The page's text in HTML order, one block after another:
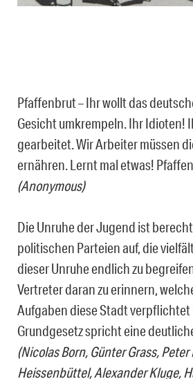
Pfaffenbrut – Ihr wollt das
Gesicht umkrempeln. Ihr Idioten!
gearbeitet. Wir Arbeiter müssen
ernähren. Lernt mal etwas!
(Anonymous)
Die Unruhe der Jugend ist
politischen Parteien auf, die
dieser Unruhe endlich zu
Vertreter daran zu erinnern,
Aufgaben diese Stadt verpflichtet
Grundgesetz spricht eine
(Nicolas Born, Günter Grass,
Heissenbüttel, Alexander Kluge,